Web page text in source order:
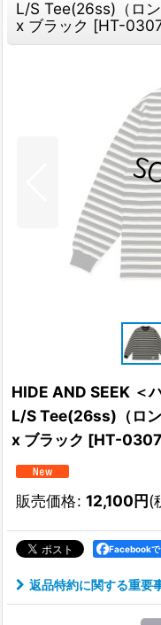
L/S Tee(26ss)（ロ
x ブラック [HT-
HIDE AND SEEK ＜
L/S Tee(26ss)（ロ
x ブラック [HT-
販売価格: 12,100円(
Facebookで
返品特約に関する重要